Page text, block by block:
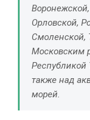
Орловской,
Смоленской,
Московским
Республикой
также над
морей.